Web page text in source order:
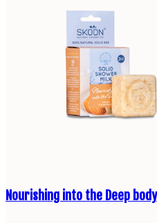
Nourishing into the Deep